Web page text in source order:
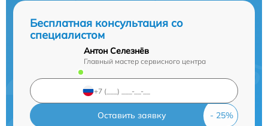
Бесплатная консультация со
специалистом
Антон Селезнёв
Главный мастер сервисного центра
Оставить заявку